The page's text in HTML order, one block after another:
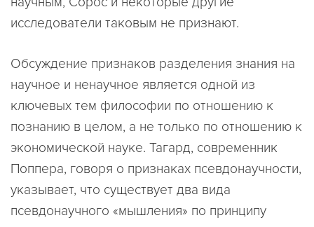
исследователи таковым не признают.
Обсуждение признаков разделения знания на
научное и ненаучное является одной из
ключевых тем философии по отношению к
познанию в целом, а не только по отношению к
экономической науке. Тагард, современник
Поппера, говоря о признаках псевдонаучности,
указывает, что существует два вида
псевдонаучного «мышления» по принципу